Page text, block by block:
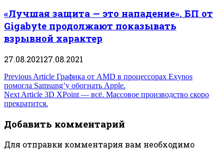
«Лучшая защита — это нападение». БП от
Gigabyte продолжают показывать
взрывной характер
27.08.202127.08.2021
Навигация
по
записям
Previous Article Графика от AMD в процессорах Exynos
помогла Samsung’у обогнать Apple.
Next Article 3D XPoint — всё. Массовое производство скоро
прекратится.
Добавить комментарий
Для отправки комментария вам необходимо